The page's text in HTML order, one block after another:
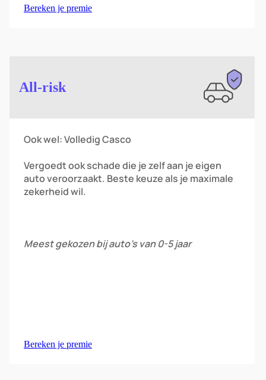
Bereken je premie
All-risk
Ook wel: Volledig Casco
Vergoedt ook schade die je zelf aan je eigen
auto veroorzaakt. Beste keuze als je maximale
zekerheid wil.
Meest gekozen bij auto’s van 0-5 jaar
Bereken je premie